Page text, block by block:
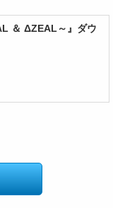
＆ ΔZEAL～』ダウ